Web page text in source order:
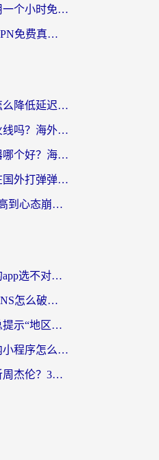
海外党自救指南：用一个小时免费加速器，轻松打破国内资源访问壁垒？
海外党必看：中国VPN免费真的靠谱吗？手把手教你选对回国加速器
国外玩流星蝴蝶剑怎么降低延迟？海外党必看的加速秘籍（含欧洲鸣潮&彩虹岛优化攻略）
在国外也能玩穿越火线吗？海外玩家国服游戏畅玩终极指南
美国率土之滨加速器哪个好？海外党国服游戏畅玩终极指南（附多游戏解决方案）
海外党必看：怎么在国外打弹弹堂不卡？番茄加速器亲测指南
英国崩坏学园2延迟高到心态崩？海外党国服游戏加速终极指南
海外看国内电视剧的app选不对？这份回国加速器避坑指南帮你流畅追剧
喜马拉雅地区限制DNS怎么破？海外党听国内音乐听书的终极解决方案
在海外听喜马拉雅总提示“地区限制”？3步轻松解除+听国内音乐全攻略
在国外登录不了国内小程序怎么办？选对回国加速器，轻松解锁国内资源
在美国怎么用酷我听周杰伦？3步搞定海外听歌难题